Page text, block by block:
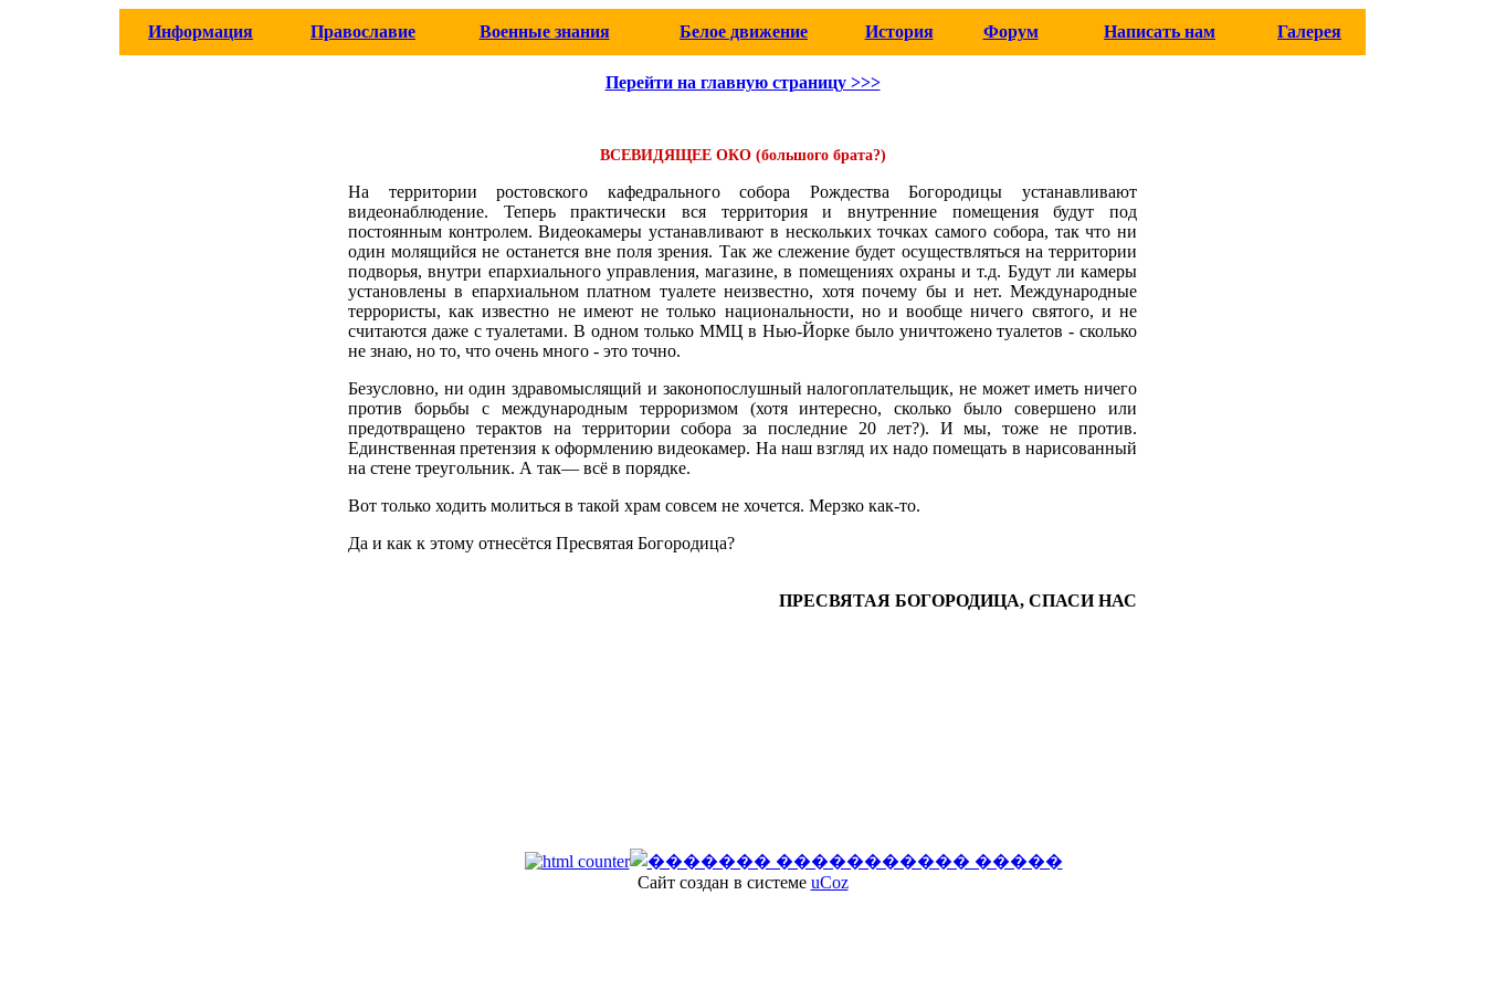
Информация Православие Военные знания Белое движение История Форум Написать нам Галерея
Перейти на главную страницу >>>
ВСЕВИДЯЩЕЕ ОКО (большого брата?)
На территории ростовского кафедрального собора Рождества Богородицы устанавливают
видеонаблюдение. Теперь практически вся территория и внутренние помещения будут под
постоянным контролем. Видеокамеры устанавливают в нескольких точках самого собора, так что ни
один молящийся не останется вне поля зрения. Так же слежение будет осуществляться на территории
подворья, внутри епархиального управления, магазине, в помещениях охраны и т.д. Будут ли камеры
установлены в епархиальном платном туалете неизвестно, хотя почему бы и нет. Международные
террористы, как известно не имеют не только национальности, но и вообще ничего святого, и не
считаются даже с туалетами. В одном только ММЦ в Нью-Йорке было уничтожено туалетов - сколько
не знаю, но то, что очень много - это точно.
Безусловно, ни один здравомыслящий и законопослушный налогоплательщик, не может иметь ничего
против борьбы с международным терроризмом (хотя интересно, сколько было совершено или
предотвращено терактов на территории собора за последние 20 лет?). И мы, тоже не против.
Единственная претензия к оформлению видеокамер. На наш взгляд их надо помещать в нарисованный
на стене треугольник. А так— всё в порядке.
Вот только ходить молиться в такой храм совсем не хочется. Мерзко как-то.
Да и как к этому отнесётся Пресвятая Богородица?
ПРЕСВЯТАЯ БОГОРОДИЦА, СПАСИ НАС
Сайт создан в системе uCoz